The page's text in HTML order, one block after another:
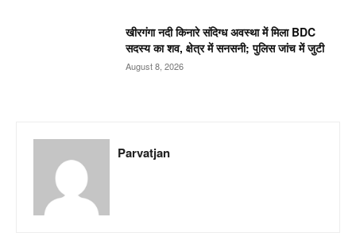
खीरगंगा नदी किनारे संदिग्ध अवस्था में मिला BDC
सदस्य का शव, क्षेत्र में सनसनी; पुलिस जांच में जुटी
August 8, 2026
Parvatjan